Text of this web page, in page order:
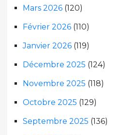
Mars 2026 (120)
Février 2026 (110)
Janvier 2026 (119)
Décembre 2025 (124)
Novembre 2025 (118)
Octobre 2025 (129)
Septembre 2025 (136)